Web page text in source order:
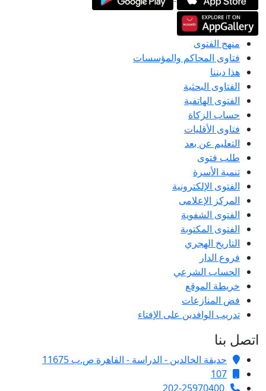
منهج الفتوى
فتاوى المحاكم والمؤسسات
هذا ديننا
الفتاوى البحثية
الفتوى الهاتفية
حساب الزكاة
فتاوى الأقليات
التعليم عن بعد
طلب فتوى
تنمية الأسرة
الفتوى الإلكترونية
المركز الإعلامى
الفتوى الشفوية
الفتوى المكتوبة
التاريخ الهجري
فروع الدار
الحساب الشرعي
خريطة الموقع
فض المنازعات
تدريب الوافدين على الإفتاء
اتصل بنا
حديقة الخالدين - الدراسة - القاهرة ص.ب 11675
107
202-25970400